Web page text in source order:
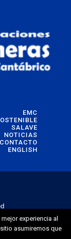
EMC
SALAVE
NOTICIAS
CONTACTO
ENGLISH
experiencia al
asumiremos que